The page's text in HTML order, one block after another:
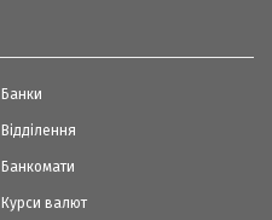
Банки
Відділення
Банкомати
Курси валют